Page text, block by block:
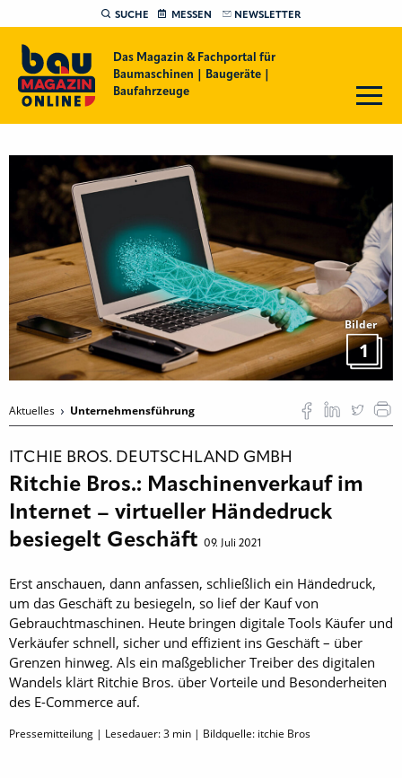
SUCHE MESSEN NEWSLETTER
Das Magazin & Fachportal für
Baumaschinen | Baugeräte |
Baufahrzeuge
Bilder
1
Aktuelles Unternehmensführung
ITCHIE BROS. DEUTSCHLAND GMBH
Ritchie Bros.: Maschinenverkauf im
Internet – virtueller Händedruck
besiegelt Geschäft 09. Juli 2021
Erst anschauen, dann anfassen, schließlich ein Händedruck,
um das Geschäft zu besiegeln, so lief der Kauf von
Gebrauchtmaschinen. Heute bringen digitale Tools Käufer und
Verkäufer schnell, sicher und effizient ins Geschäft – über
Grenzen hinweg. Als ein maßgeblicher Treiber des digitalen
Wandels klärt Ritchie Bros. über Vorteile und Besonderheiten
des E-Commerce auf.
Pressemitteilung | Lesedauer:3 min | Bildquelle: itchie Bros